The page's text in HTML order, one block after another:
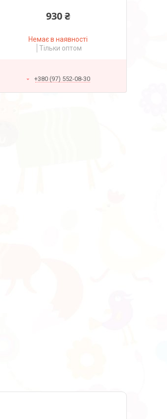
930 ₴
Немає в наявності
Тільки оптом
+380 (97) 552-08-30